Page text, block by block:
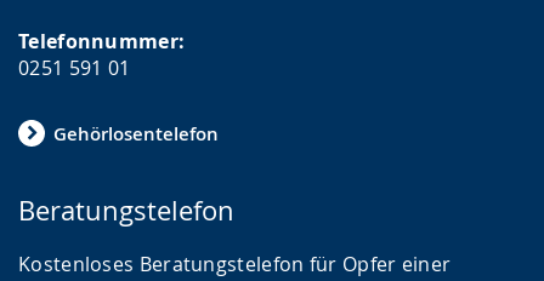
Telefonnummer:
0251 591 01
Gehörlosentelefon
Beratungstelefon
Kostenloses Beratungstelefon für Opfer einer